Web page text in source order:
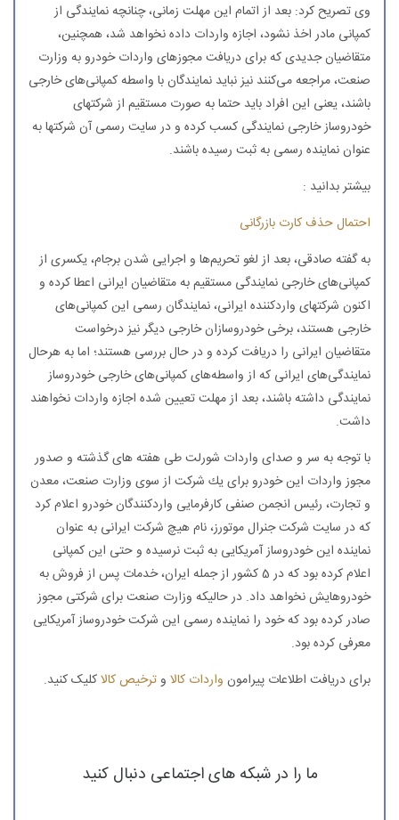
وی تصریح كرد: بعد از اتمام این مهلت زمانی، چنانچه نمایندگی از
كمپانی مادر اخذ نشود، اجازه واردات داده نخواهد شد، همچنین،
متقاضیان جدیدی كه برای دریافت مجوزهای واردات خودرو به وزارت
صنعت، مراجعه می‌كنند نیز نباید نمایندگان با واسطه كمپانی‌های خارجی
باشند، یعنی این افراد باید حتما به صورت مستقیم از شركتهای
خودروساز خارجی نمایندگی كسب كرده و در سایت رسمی آن شركتها به
عنوان نماینده رسمی به ثبت رسیده باشند.
بیشتر بدانید :
احتمال حذف كارت بازرگانی
به گفته صادقی، بعد از لغو تحریم‌ها و اجرایی شدن برجام، یكسری از
كمپانی‌های خارجی نمایندگی مستقیم به متقاضیان ایرانی اعطا كرده و
اكنون شركتهای واردكننده ایرانی، نمایندگان رسمی این كمپانی‌های
خارجی هستند، برخی خودروسازان خارجی دیگر نیز درخواست
متقاضیان ایرانی را دریافت كرده و در حال بررسی هستند؛ اما به هرحال
نمایندگی‌های ایرانی كه از واسطه‌های كمپانی‌های خارجی خودروساز
نمایندگی داشته باشند، بعد از مهلت تعیین شده اجازه واردات نخواهند
داشت.
با توجه به سر و صدای واردات شورلت طی هفته های گذشته و صدور
مجوز واردات این خودرو برای یك شركت از سوی وزارت صنعت، معدن
و تجارت، رئیس انجمن صنفی كارفرمایی واردكنندگان خودرو اعلام كرد
كه در سایت شركت جنرال موتورز، نام هیچ شركت ایرانی به عنوان
نماینده این خودروساز آمریكایی به ثبت نرسیده و حتی این كمپانی
اعلام كرده بود كه در 5 كشور از جمله ایران، خدمات پس از فروش به
خودروهایش نخواهد داد. در حالیكه وزارت صنعت برای شركتی مجوز
صادر كرده بود كه خود را نماینده رسمی این شركت خودروساز آمریكایی
معرفی كرده بود.
برای دریافت اطلاعات پیرامون واردات کالا وترخیص کالاکلیک کنید.
ما را در شبکه های اجتماعی دنبال کنید